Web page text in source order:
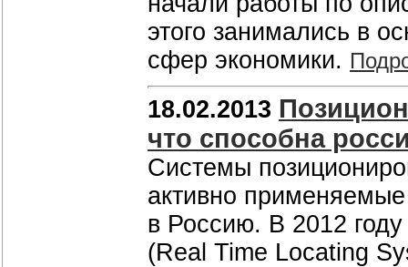
этого занимались в
сфер экономики.
18.02.2013
что способна
Системы
активно
в Россию. В 2012
(Real Time Locating